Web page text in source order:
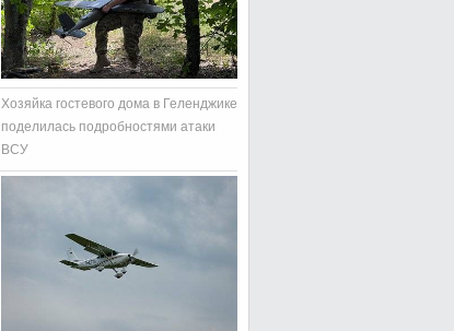
Хозяйка гостевого дома в Геленджике
поделилась подробностями атаки
ВСУ